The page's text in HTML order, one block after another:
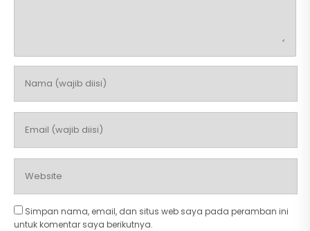
Simpan nama, email, dan situs web saya pada peramban ini
untuk komentar saya berikutnya.